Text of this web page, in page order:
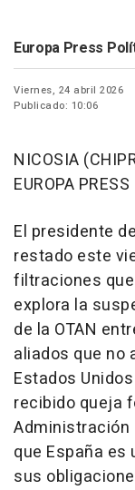
Europa Press
Viernes, 24 abril 2026
Publicado: 10:06
NICOSIA
EUROPA
El presidente
restado este
filtraciones
explora la
de la OTAN
aliados que no
Estados
recibido queja
Administración
que España es
sus